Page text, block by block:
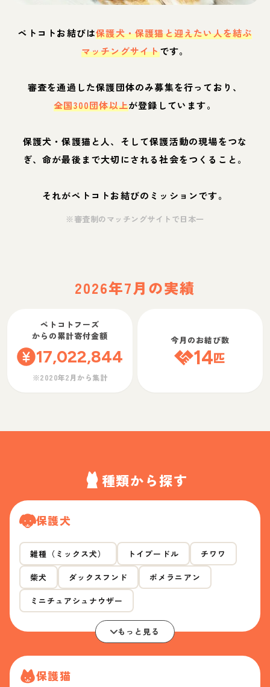
ペトコトお結びは保護犬・保護猫と迎えたい人を結ぶ
マッチングサイトです。
審査を通過した保護団体のみ募集を行っており、
全国300団体以上が登録しています。
保護犬・保護猫と人、そして保護活動の現場をつな
ぎ、命が最後まで大切にされる社会をつくること。
それがペトコトお結びのミッションです。
※審査制のマッチングサイトで日本一
2026年7月の実績
ペトコトフーズ
からの累計寄付金額
17,022,844
※2020年2月から集計
今月のお結び数
14匹
種類から探す
保護犬
雑種（ミックス犬） トイプードル チワワ
柴犬 ダックスフンド ポメラニアン
ミニチュアシュナウザー
もっと見る
保護猫